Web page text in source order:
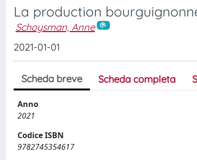
La production
Schoysman, Anne
2021-01-01
Scheda breve Scheda completa
Anno
2021
Codice ISBN
9782745354617